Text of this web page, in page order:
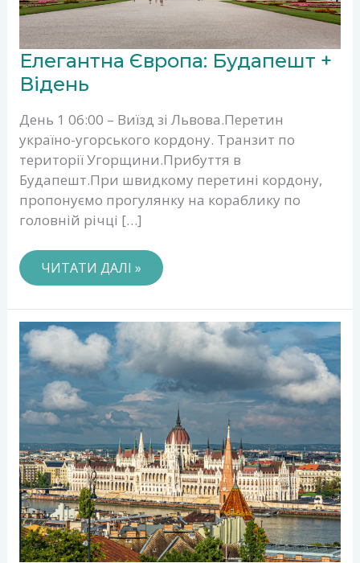
Елегантна Європа: Будапешт +
Відень
День 1 06:00 – Виїзд зі Львова.Перетин
україно-угорського кордону. Транзит по
території Угорщини.Прибуття в
Будапешт.При швидкому перетині кордону,
пропонуємо прогулянку на кораблику по
головній річці […]
ЕЛЕГАНТНА
ЄВРОПА:
БУДАПЕШТ
+
ЧИТАТИ ДАЛІ »